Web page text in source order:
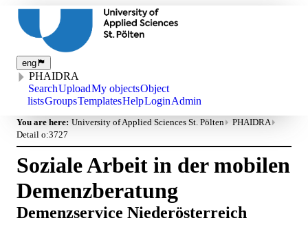
eng
PHAIDRA
SearchUploadMy objectsObject
listsGroupsTemplatesHelpLoginAdmin
You are here: University of Applied Sciences St. Pölten
PHAIDRA
Detail o:3727
Soziale Arbeit in der mobilen
Demenzberatung
Demenzservice Niederösterreich